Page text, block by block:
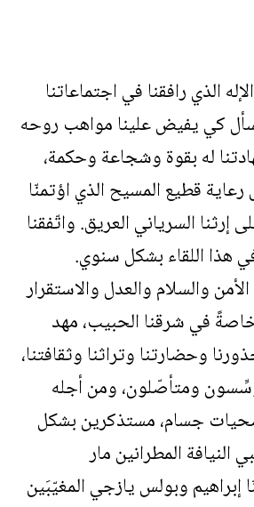
الذي رافقنا في اجتماعاتنا
نسأل كي يفيض علينا مواهب روحه
له بقوة وشجاعة وحكمة،
قطيع المسيح الذي اؤتمنّا
إرثنا السرياني العريق. واتّفقنا
هذا اللقاء بشكل سنوي.
والسلام والعدل والاستقرار
في شرقنا الحبيب، مهد
وحضارتنا وتراثنا وثقافتنا،
ومتأصّلون، ومن أجله
جسام، مستذكرين بشكل
المطرانين مار
وبولس يازجي المغيّبَين